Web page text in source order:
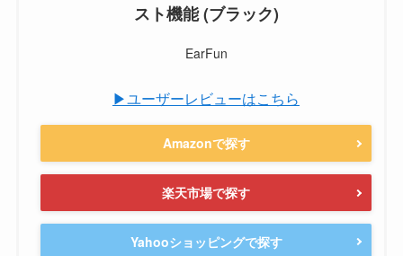
スト機能 (ブラック)
EarFun
▶ユーザーレビューはこちら
Amazonで探す
楽天市場で探す
Yahooショッピングで探す